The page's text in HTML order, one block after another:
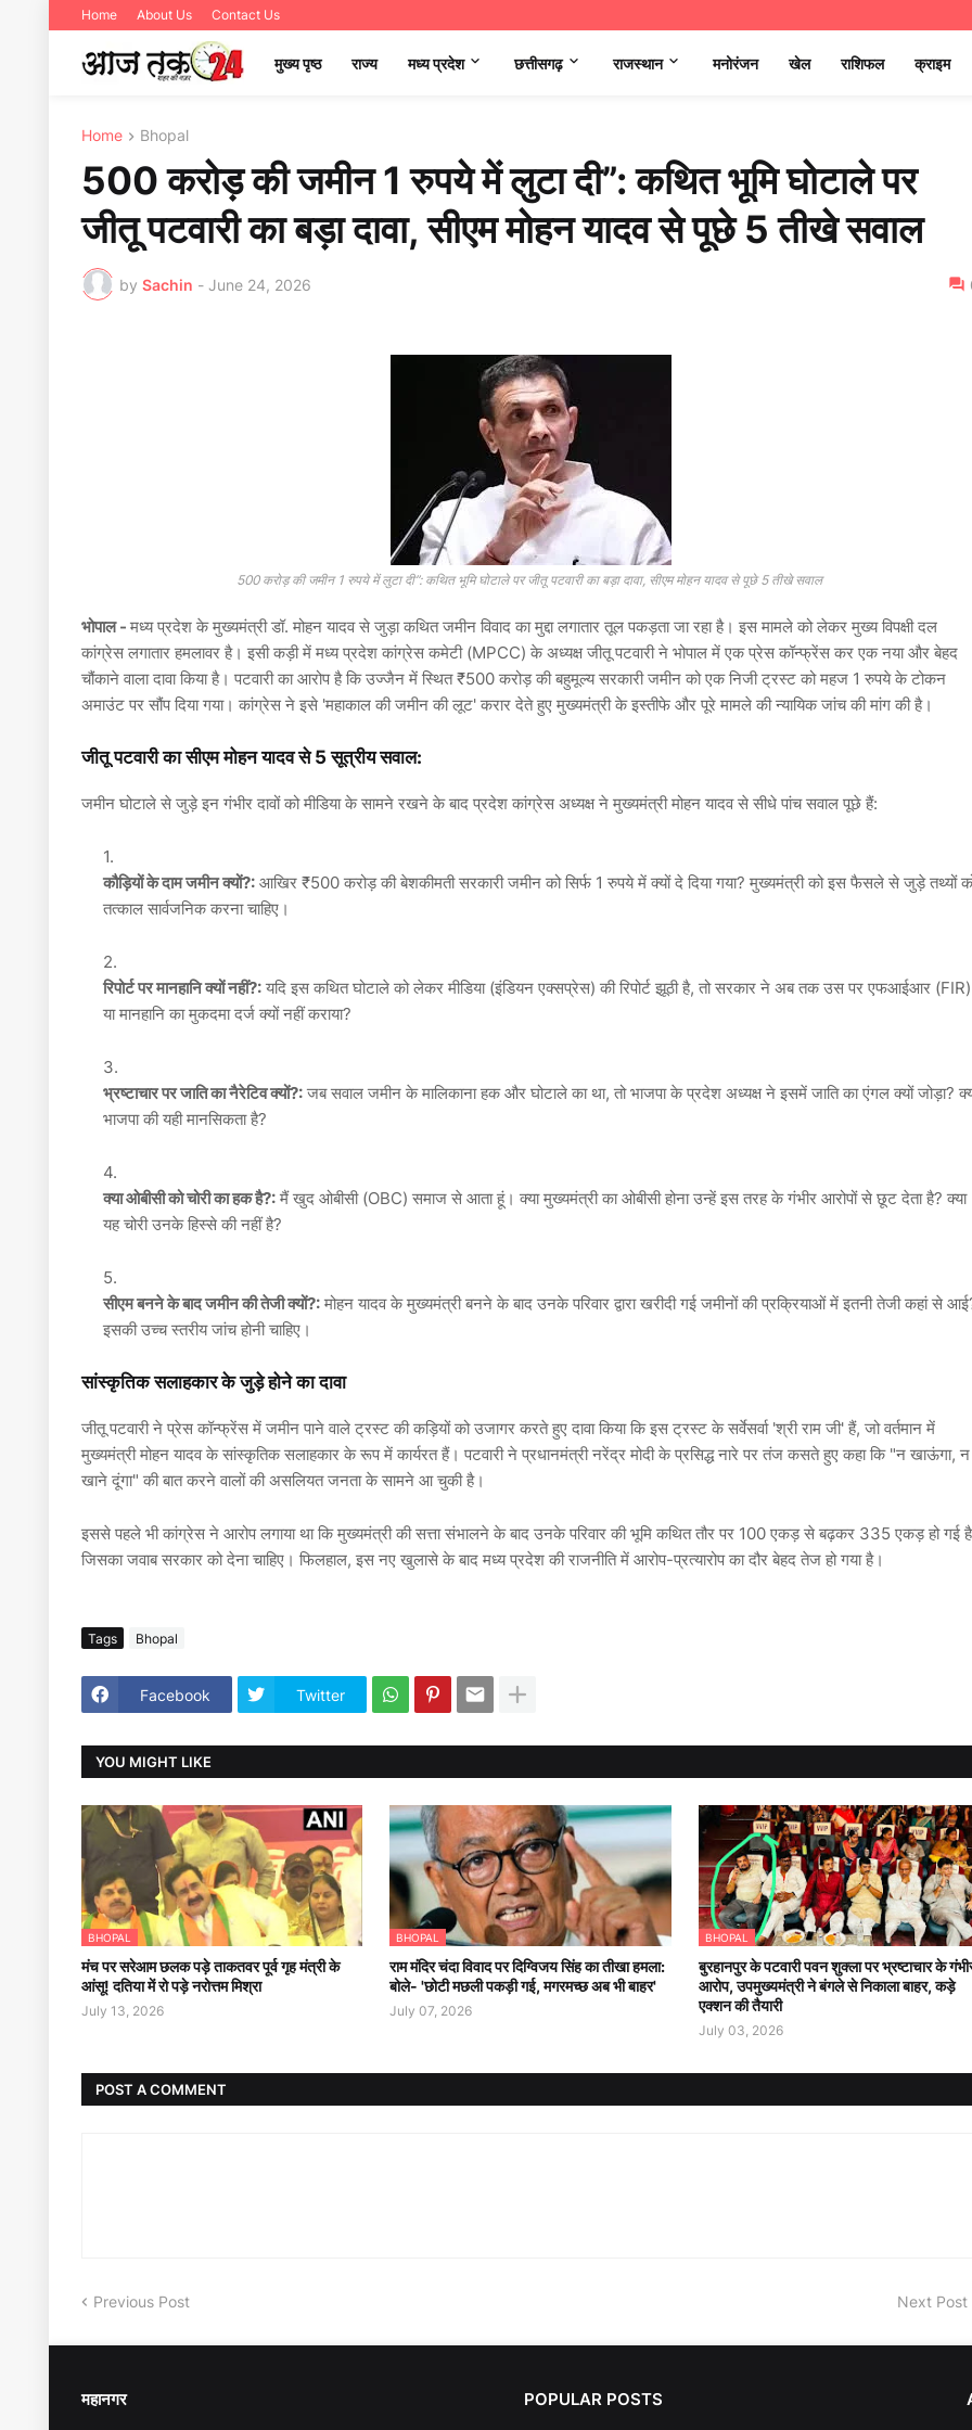
Home About Us Contact Us
मुख्य पृष्ठ राज्य मध्‍य प्रदेश छत्तीसगढ़ राजस्थान मनोरंजन खेल राशिफल क्राइम
Home Bhopal
500 करोड़ की जमीन 1 रुपये में लुटा दी”: कथित भूमि घोटाले पर
जीतू पटवारी का बड़ा दावा, सीएम मोहन यादव से पूछे 5 तीखे सवाल
by Sachin - June 24, 2026
500 करोड़ की जमीन 1 रुपये में लुटा दी”: कथित भूमि घोटाले पर जीतू पटवारी का बड़ा दावा, सीएम मोहन यादव से पूछे 5 तीखे सवाल
भोपाल - मध्य प्रदेश के मुख्यमंत्री डॉ. मोहन यादव से जुड़ा कथित जमीन विवाद का मुद्दा लगातार तूल पकड़ता जा रहा है। इस मामले को लेकर मुख्य विपक्षी दल
कांग्रेस लगातार हमलावर है। इसी कड़ी में मध्य प्रदेश कांग्रेस कमेटी (MPCC) के अध्यक्ष जीतू पटवारी ने भोपाल में एक प्रेस कॉन्फ्रेंस कर एक नया और बेहद
चौंकाने वाला दावा किया है। पटवारी का आरोप है कि उज्जैन में स्थित ₹500 करोड़ की बहुमूल्य सरकारी जमीन को एक निजी ट्रस्ट को महज 1 रुपये के टोकन
अमाउंट पर सौंप दिया गया। कांग्रेस ने इसे 'महाकाल की जमीन की लूट' करार देते हुए मुख्यमंत्री के इस्तीफे और पूरे मामले की न्यायिक जांच की मांग की है।
जीतू पटवारी का सीएम मोहन यादव से 5 सूत्रीय सवाल:
जमीन घोटाले से जुड़े इन गंभीर दावों को मीडिया के सामने रखने के बाद प्रदेश कांग्रेस अध्यक्ष ने मुख्यमंत्री मोहन यादव से सीधे पांच सवाल पूछे हैं:
कौड़ियों के दाम जमीन क्यों?: आखिर ₹500 करोड़ की बेशकीमती सरकारी जमीन को सिर्फ 1 रुपये में क्यों दे दिया गया? मुख्यमंत्री को इस फैसले से जुड़े तथ्यों
तत्काल सार्वजनिक करना चाहिए।
रिपोर्ट पर मानहानि क्यों नहीं?: यदि इस कथित घोटाले को लेकर मीडिया (इंडियन एक्सप्रेस) की रिपोर्ट झूठी है, तो सरकार ने अब तक उस पर एफआईआर (FIR)
या मानहानि का मुकदमा दर्ज क्यों नहीं कराया?
भ्रष्टाचार पर जाति का नैरेटिव क्यों?: जब सवाल जमीन के मालिकाना हक और घोटाले का था, तो भाजपा के प्रदेश अध्यक्ष ने इसमें जाति का एंगल क्यों जोड़ा?
भाजपा की यही मानसिकता है?
क्या ओबीसी को चोरी का हक है?: मैं खुद ओबीसी (OBC) समाज से आता हूं। क्या मुख्यमंत्री का ओबीसी होना उन्हें इस तरह के गंभीर आरोपों से छूट देता है? क्या
यह चोरी उनके हिस्से की नहीं है?
सीएम बनने के बाद जमीन की तेजी क्यों?: मोहन यादव के मुख्यमंत्री बनने के बाद उनके परिवार द्वारा खरीदी गई जमीनों की प्रक्रियाओं में इतनी तेजी कहां से
इसकी उच्च स्तरीय जांच होनी चाहिए।
सांस्कृतिक सलाहकार के जुड़े होने का दावा
जीतू पटवारी ने प्रेस कॉन्फ्रेंस में जमीन पाने वाले ट्रस्ट की कड़ियों को उजागर करते हुए दावा किया कि इस ट्रस्ट के सर्वेसर्वा 'श्री राम जी' हैं, जो वर्तमान में
मुख्यमंत्री मोहन यादव के सांस्कृतिक सलाहकार के रूप में कार्यरत हैं। पटवारी ने प्रधानमंत्री नरेंद्र मोदी के प्रसिद्ध नारे पर तंज कसते हुए कहा कि "न खाऊंगा, न
खाने दूंगा" की बात करने वालों की असलियत जनता के सामने आ चुकी है।
इससे पहले भी कांग्रेस ने आरोप लगाया था कि मुख्यमंत्री की सत्ता संभालने के बाद उनके परिवार की भूमि कथित तौर पर 100 एकड़ से बढ़कर 335 एकड़ हो गई
जिसका जवाब सरकार को देना चाहिए। फिलहाल, इस नए खुलासे के बाद मध्य प्रदेश की राजनीति में आरोप-प्रत्यारोप का दौर बेहद तेज हो गया है।
Tags Bhopal
Facebook Twitter
YOU MIGHT LIKE
BHOPAL
मंच पर सरेआम छलक पड़े ताकतवर पूर्व गृह मंत्री के
आंसू! दतिया में रो पड़े नरोत्तम मिश्रा
July 13, 2026
BHOPAL
राम मंदिर चंदा विवाद पर दिग्विजय सिंह का तीखा हमला:
बोले- 'छोटी मछली पकड़ी गई, मगरमच्छ अब भी बाहर'
July 07, 2026
BHOPAL
बुरहानपुर के पटवारी पवन शुक्ला पर भ्रष्टाचार के
आरोप, उपमुख्यमंत्री ने बंगले से निकाला बाहर, कड़े
एक्शन की तैयारी
July 03, 2026
POST A COMMENT
Previous Post Next Post
महानगर POPULAR POSTS